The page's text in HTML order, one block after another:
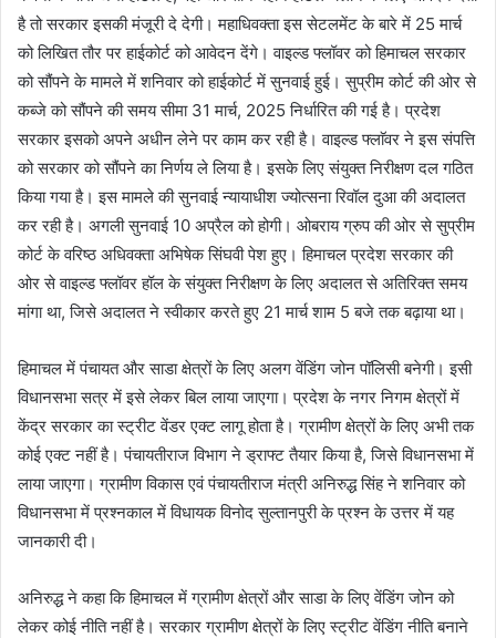
है तो सरकार इसकी मंजूरी दे देगी। महाधिवक्ता इस सेटलमेंट के बारे में 25 मार्च
को लिखित तौर पर हाईकोर्ट को आवेदन देंगे। वाइल्ड फ्लॉवर को हिमाचल सरकार
को सौंपने के मामले में शनिवार को हाईकोर्ट में सुनवाई हुई। सुप्रीम कोर्ट की ओर से
कब्जे को सौंपने की समय सीमा 31 मार्च, 2025 निर्धारित की गई है। प्रदेश
सरकार इसको अपने अधीन लेने पर काम कर रही है। वाइल्ड फ्लाॅवर ने इस संपत्ति
को सरकार को सौंपने का निर्णय ले लिया है। इसके लिए संयुक्त निरीक्षण दल गठित
किया गया है। इस मामले की सुनवाई न्यायाधीश ज्योत्सना रिवॉल दुआ की अदालत
कर रही है। अगली सुनवाई 10 अप्रैल को होगी। ओबराय ग्रुप की ओर से सुप्रीम
कोर्ट के वरिष्ठ अधिवक्ता अभिषेक सिंघवी पेश हुए। हिमाचल प्रदेश सरकार की
ओर से वाइल्ड फ्लॉवर हॉल के संयुक्त निरीक्षण के लिए अदालत से अतिरिक्त समय
मांगा था, जिसे अदालत ने स्वीकार करते हुए 21 मार्च शाम 5 बजे तक बढ़ाया था।
हिमाचल में पंचायत और साडा क्षेत्रों के लिए अलग वेंडिंग जोन पॉलिसी बनेगी। इसी
विधानसभा सत्र में इसे लेकर बिल लाया जाएगा। प्रदेश के नगर निगम क्षेत्रों में
केंद्र सरकार का स्ट्रीट वेंडर एक्ट लागू होता है। ग्रामीण क्षेत्रों के लिए अभी तक
कोई एक्ट नहीं है। पंचायतीराज विभाग ने ड्राफ्ट तैयार किया है, जिसे विधानसभा में
लाया जाएगा। ग्रामीण विकास एवं पंचायतीराज मंत्री अनिरुद्ध सिंह ने शनिवार को
विधानसभा में प्रश्नकाल में विधायक विनोद सुल्तानपुरी के प्रश्न के उत्तर में यह
जानकारी दी।
अनिरुद्ध ने कहा कि हिमाचल में ग्रामीण क्षेत्रों और साडा के लिए वेंडिंग जोन को
लेकर कोई नीति नहीं है। सरकार ग्रामीण क्षेत्रों के लिए स्ट्रीट वेंडिंग नीति बनाने